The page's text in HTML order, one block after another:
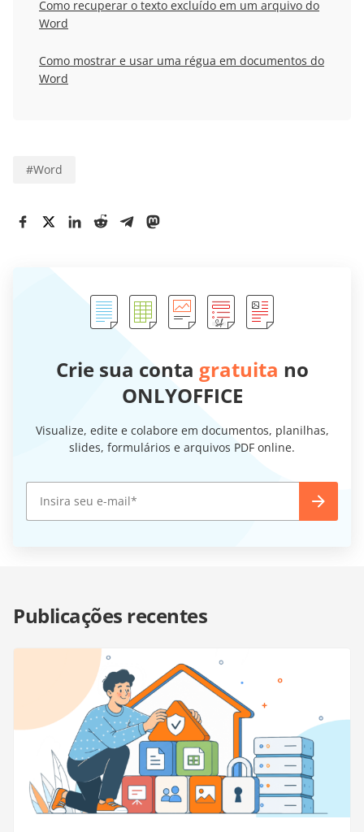
Como recuperar o texto excluído em um arquivo do
Word
Como mostrar e usar uma régua em documentos do
Word
#Word
Crie sua conta gratuita no
ONLYOFFICE
Visualize, edite e colabore em documentos, planilhas,
slides, formulários e arquivos PDF online.
Publicações recentes